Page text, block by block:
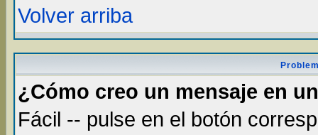
Volver arriba
¿Cómo creo un mensaje en
Fácil -- pulse en el botón